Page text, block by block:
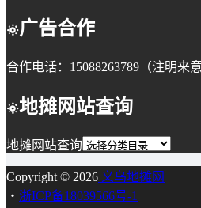
广告合作
合作电话：15088263789（注明来意
地摊网站查询
地摊网站查询
Copyright © 2026 义乌地摊网
・ 浙ICP备18039566号-1